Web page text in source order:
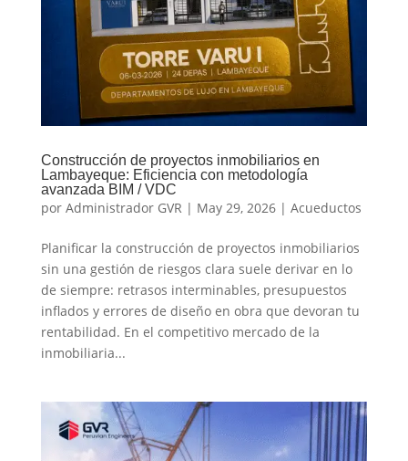
Construcción de proyectos inmobiliarios en
Lambayeque: Eficiencia con metodología
avanzada BIM / VDC
por Administrador GVR | May 29, 2026| Acueductos
Planificar la construcción de proyectos inmobiliarios
sin una gestión de riesgos clara suele derivar en lo
de siempre: retrasos interminables, presupuestos
inflados y errores de diseño en obra que devoran tu
rentabilidad. En el competitivo mercado de la
inmobiliaria...